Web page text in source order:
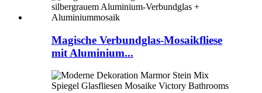
Magische Verbundglas-Mosaikfliese
mit Aluminium...